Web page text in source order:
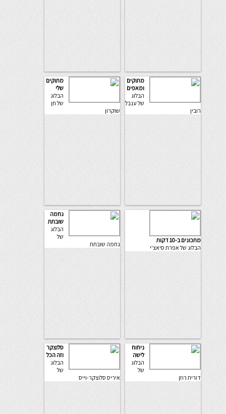
מתוקים
ומאפים
הבלוג
של ענבל
רובין
מתוקים
שלי
הבלוג
של חן
שוקרון
מתכונים ב-10 דקות
הבלוג של אפרת סיאצ'י
נחמה
שובתת
הבלוג
של
נחמה שובתת
ניחוח
לישה
הבלוג
של
דורית רוזן
סלוצקר
וזה הכל
הבלוג
של
איריס סלוצקר-וייס